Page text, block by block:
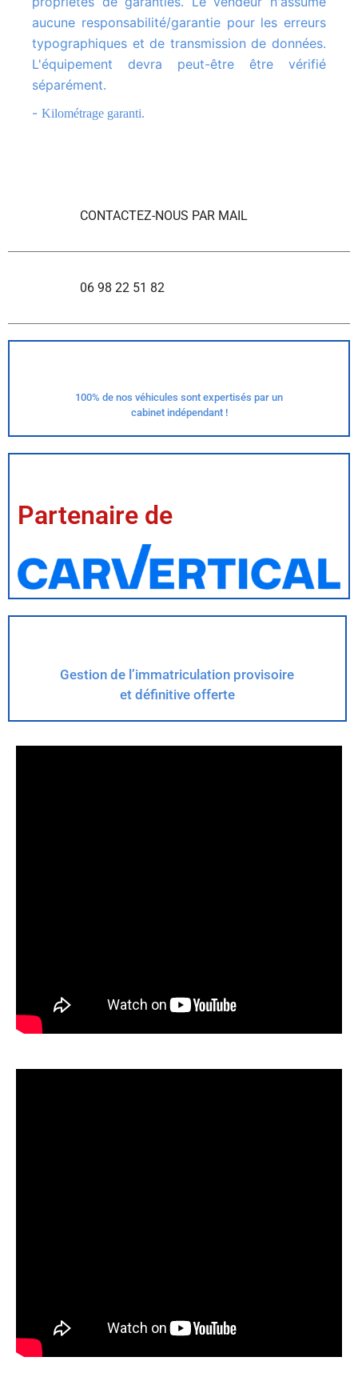
aucune responsabilité/garantie pour les erreurs
typographiques et de transmission de données.
L'équipement devra peut-être être vérifié
séparément.
Kilométrage garanti.
CONTACTEZ-NOUS PAR MAIL
06 98 22 51 82
100% de nos véhicules sont expertisés par un
cabinet indépendant !
Partenaire de
Gestion de l’immatriculation provisoire
et définitive offerte